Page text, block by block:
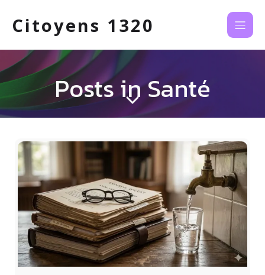
Citoyens 1320
Posts in Santé